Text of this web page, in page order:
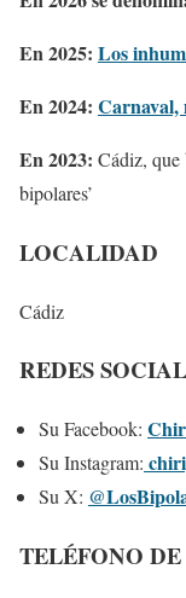
En 2025: Los
En 2024: Carnaval,
En 2023: Cádiz, que
bipolares’
LOCALIDAD
Cádiz
REDES
Su Facebook:
Su Instagram:
Su X:
TELÉFONO